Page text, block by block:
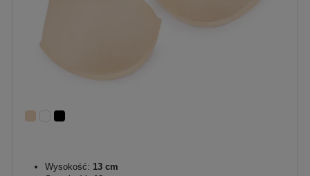
Wysokość: 13 cm